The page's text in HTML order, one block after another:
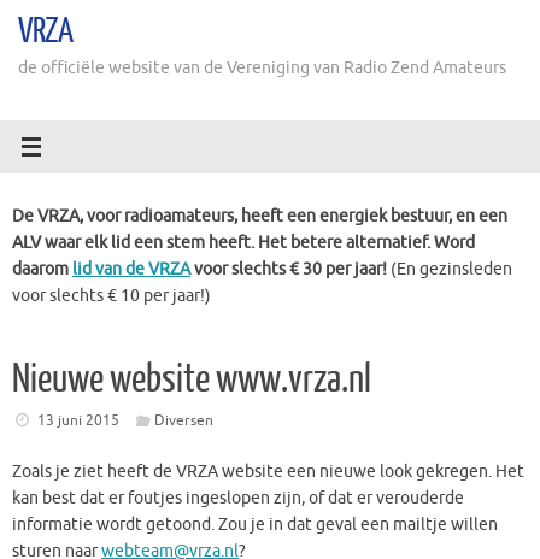
naarVRZA
de officiële website van de Vereniging van Radio Zend Amateurs
De VRZA, voor radioamateurs, heeft een energiek bestuur, en een
ALV waar elk lid een stem heeft. Het betere alternatief. Word
daarom lid van de VRZAvoor slechts € 30 per jaar! (En gezinsleden
voor slechts € 10 per jaar!)
Nieuwe website www.vrza.nl
13 juni 2015 Diversen
Zoals je ziet heeft de VRZA website een nieuwe look gekregen. Het
kan best dat er foutjes ingeslopen zijn, of dat er verouderde
informatie wordt getoond. Zou je in dat geval een mailtje willen
sturen naarwebteam@vrza.nl?